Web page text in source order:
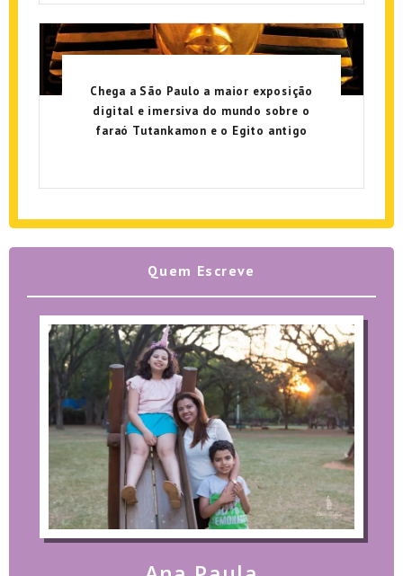
Chega a São Paulo a maior exposição
digital e imersiva do mundo sobre o
faraó Tutankamon e o Egito antigo
Quem Escreve